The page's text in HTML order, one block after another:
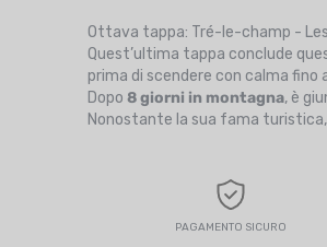
Ottava tappa: Tré-le-champ -
Quest’ultima tappa conclude
prima di scendere con calma fino
Dopo 8 giorni in montagna, è
Nonostante la sua fama
PAGAMENTO SICURO